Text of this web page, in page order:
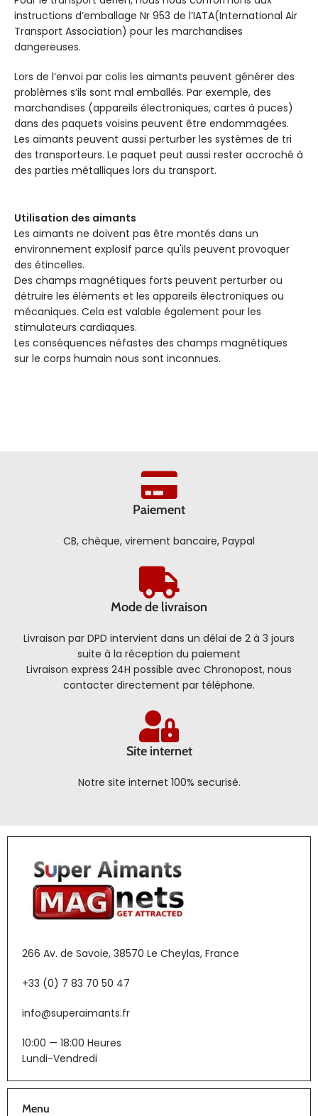
instructions d’emballage Nr 953 de l’IATA(International Air
Transport Association) pour les marchandises
dangereuses.
Lors de l’envoi par colis les aimants peuvent générer des
problèmes s’ils sont mal emballés. Par exemple, des
marchandises (appareils électroniques, cartes à puces)
dans des paquets voisins peuvent être endommagées.
Les aimants peuvent aussi perturber les systèmes de tri
des transporteurs. Le paquet peut aussi rester accroché à
des parties métalliques lors du transport.
Utilisation des aimants
Les aimants ne doivent pas être montés dans un
environnement explosif parce qu'ils peuvent provoquer
des étincelles.
Des champs magnétiques forts peuvent perturber ou
détruire les éléments et les appareils électroniques ou
mécaniques. Cela est valable également pour les
stimulateurs cardiaques.
Les conséquences néfastes des champs magnétiques
sur le corps humain nous sont inconnues.
Paiement
CB, chèque, virement bancaire, Paypal
Mode de livraison
Livraison par DPD intervient dans un délai de 2 à 3 jours
suite à la réception du paiement
Livraison express 24H possible avec Chronopost, nous
contacter directement par téléphone.
Site internet
Notre site internet 100% securisé.
266 Av. de Savoie, 38570 Le Cheylas, France
+33 (0) 7 83 70 50 47
info@superaimants.fr
10:00 — 18:00 Heures
Lundi-Vendredi
Menu